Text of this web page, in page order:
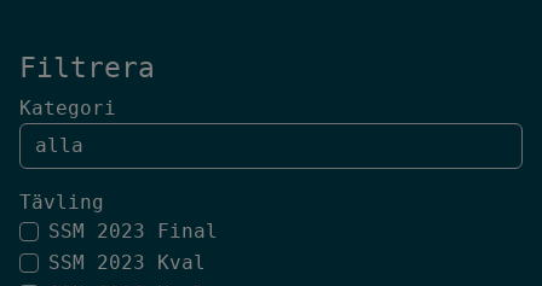
Filtrera
Kategori
Tävling
SSM 2023 Final
SSM 2023 Kval